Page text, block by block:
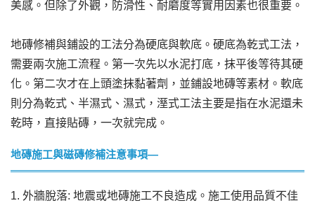
美感。但除了外觀，防滑性、耐磨度等實用因素也很重要。
地磚修補與鋪設的工法分為硬底與軟底。硬底為乾式工法，
需要兩次施工流程。第一次先以水泥打底，抹平後等待其硬
化。第二次才在上頭塗抹黏著劑，並鋪設地磚等素材。軟底
則分為乾式、半濕式、濕式，溼式工法主要是指在水泥還未
乾時，直接貼磚，一次就完成。
地磚施工與磁磚修補注意事項—
1. 外牆脫落: 地震或地磚施工不良造成。施工使用品質不佳